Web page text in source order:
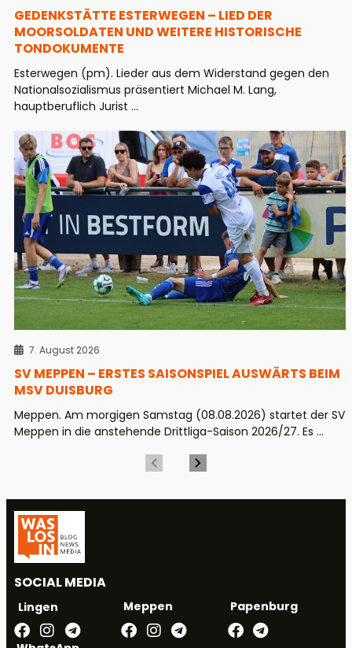
GEDENKSTÄTTE ESTERWEGEN – LIED DER
MOORSOLDATEN UND WEITERE HISTORISCHE
TONDOKUMENTE
Esterwegen (pm). Lieder aus dem Widerstand gegen den
Nationalsozialismus präsentiert Michael M. Lang,
hauptberuflich Jurist ...
7. August 2026
SV MEPPEN – ERSTES SAISONSPIEL AUSWÄRTS BEIM
MSV DUISBURG
Meppen. Am morgigen Samstag (08.08.2026) startet der SV
Meppen in die anstehende Drittliga-Saison 2026/27. Es ...
SOCIAL MEDIA
Lingen Meppen Papenburg